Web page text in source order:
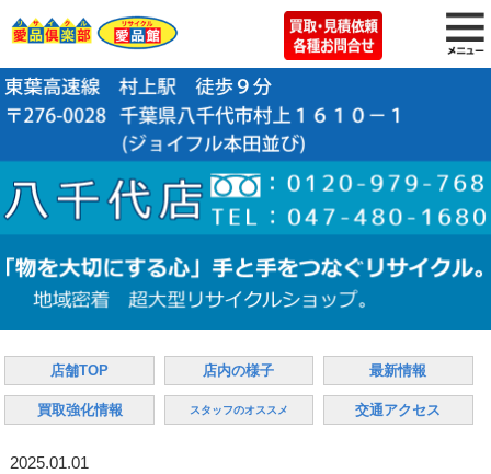
店舗TOP 店内の様子 最新情報
買取強化情報 スタッフのオススメ 交通アクセス
2025.01.01